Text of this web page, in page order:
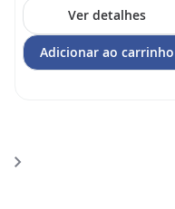
Ver detalhes
Adicionar ao carrinho
Você
esta
1